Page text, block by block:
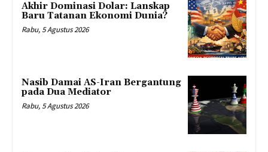
Akhir Dominasi Dolar: Lanskap
Baru Tatanan Ekonomi Dunia?
Rabu, 5 Agustus 2026
Nasib Damai AS-Iran Bergantung
pada Dua Mediator
Rabu, 5 Agustus 2026